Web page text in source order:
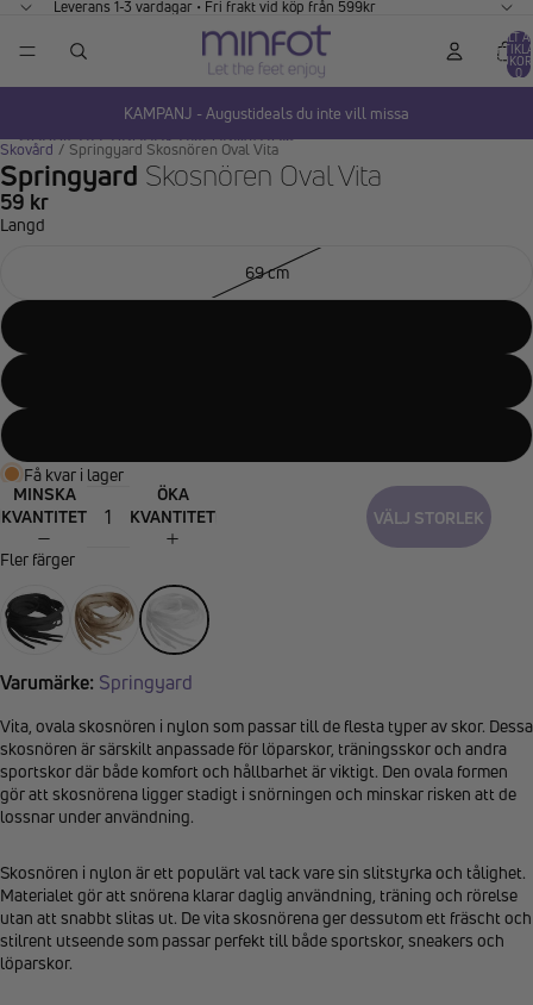
Leverans 1-3 vardagar • Fri frakt vid köp från 599kr
TOTALT
0
KAMPANJ - Augustideals du inte vill missa
HOPPA TILL PRODUKTINFORMATION
Skovård / Springyard Skosnören Oval Vita
Springyard Skosnören Oval Vita
59 kr
Langd
69 cm
Få kvar i lager
MINSKA
KVANTITET
ÖKA
KVANTITET
VÄLJ STORLEK
Fler färger
Varumärke: Springyard
Vita, ovala skosnören i nylon som passar till de flesta typer av skor. Dessa
skosnören är särskilt anpassade för löparskor, träningsskor och andra
sportskor där både komfort och hållbarhet är viktigt. Den ovala formen
gör att skosnörena ligger stadigt i snörningen och minskar risken att de
lossnar under användning.
Skosnören i nylon är ett populärt val tack vare sin slitstyrka och tålighet.
Materialet gör att snörena klarar daglig användning, träning och rörelse
utan att snabbt slitas ut. De vita skosnörena ger dessutom ett fräscht och
stilrent utseende som passar perfekt till både sportskor, sneakers och
löparskor.